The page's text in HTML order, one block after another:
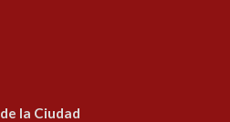
la Ciudad